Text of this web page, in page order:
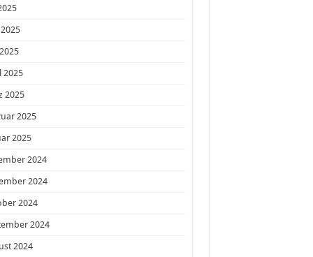
2025
2025
2025
2025
2024
2024
2024
2024
2024